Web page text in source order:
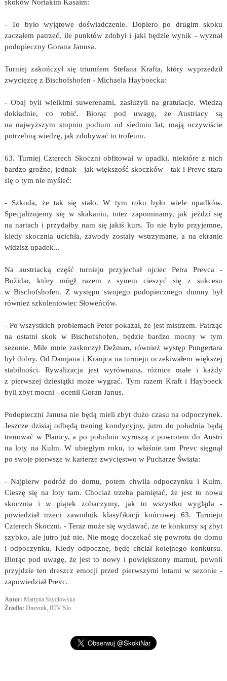
skoków Noriakim Kasaim:
- To było wyjątowe doświadczenie. Dopiero po drugim skoku
zacząłem patrzeć, ile punktów zdobył i jaki będzie wynik - wyznał
podopieczny Gorana Janusa.
Turniej zakończył się triumfem Stefana Krafta, który wyprzedził
zwycięzcę z Bischofshofen - Michaela Hayboecka:
- Obaj byli wielkimi suwerenami, zasłużyli na gratulacje. Wiedzą
dokładnie, co robić. Biorąc pod uwagę, że Austriacy są
na najwyższym stopniu podium od siedmiu lat, mają oczywiście
potrzebną wiedzę, jak zdobywać to trofeum.
63. Turniej Czterech Skoczni obfitował w upadki, niektóre z nich
bardzo groźne, jednak - jak większość skoczków - tak i Prevc stara
się o tym nie myśleć:
- Szkoda, że tak się stało. W tym roku było wiele upadków.
Specjalizujemy się w skakaniu, toteż zapominamy, jak jeździ się
na nartach i przydałby nam się jakiś kurs. To nie było przyjemne,
kiedy skocznia ucichła, zawody zostały wstrzymane, a na ekranie
widzisz upadek...
Na austriacką część turnieju przyjechał ojciec Petra Prevca -
Božidar, który mógł razem z synem cieszyć się z sukcesu
w Bischofshofen. Z występu swojego podopiecznego dumny był
również szkoleniowiec Słoweńców.
- Po wszystkich problemach Peter pokazał, że jest mistrzem. Patrząc
na ostatni skok w Bischofshofen, będzie bardzo mocny w tym
sezonie. Mile mnie zaskoczył Dežman, również występ Pungertara
był dobry. Od Damjana i Kranjca na turnieju oczekiwałem większej
stabilności. Rywalizacja jest wyrównana, różnice małe i każdy
z pierwszej dziesiątki może wygrać. Tym razem Kraft i Hayboeck
byli zbyt mocni - ocenił Goran Janus.
Podopieczni Janusa nie będą mieli zbyt dużo czasu na odpoczynek.
Jeszcze dzisiaj odbędą trening kondycyjny, jutro do południa będą
trenować w Planicy, a po południu wyruszą z powrotem do Austri
na loty na Kulm. W ubiegłym roku, to właśnie tam Prevc sięgnął
po swoje pierwsze w karierze zwycięstwo w Pucharze Świata:
- Najpierw podróż do domu, potem chwila odpoczynku i Kulm.
Cieszę się na loty tam. Chociaż trzeba pamiętać, że jest to nowa
skocznia i w piątek zobaczymy, jak to wszystko wygląda -
powiedział trzeci zawodnik klasyfikacji końcowej 63. Turnieju
Czterech Skoczni. - Teraz może się wydawać, że te konkursy są zbyt
szybko, ale jutro już nie. Nie mogę doczekać się powrotu do domu
i odpoczynku. Kiedy odpocznę, będę chciał kolejnego konkursu.
Biorąc pod uwagę, że jest to nowy i powiększony mamut, powoli
przyjdzie ten dreszcz emocji przed pierwszymi lotami w sezonie -
zapowiedział Prevc.
Autor: Martyna Szydłowska
Źródło: Dnevnik, RTV Slo